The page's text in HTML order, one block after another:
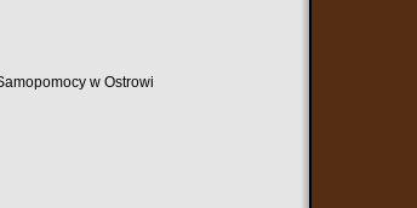
w Ostrowi